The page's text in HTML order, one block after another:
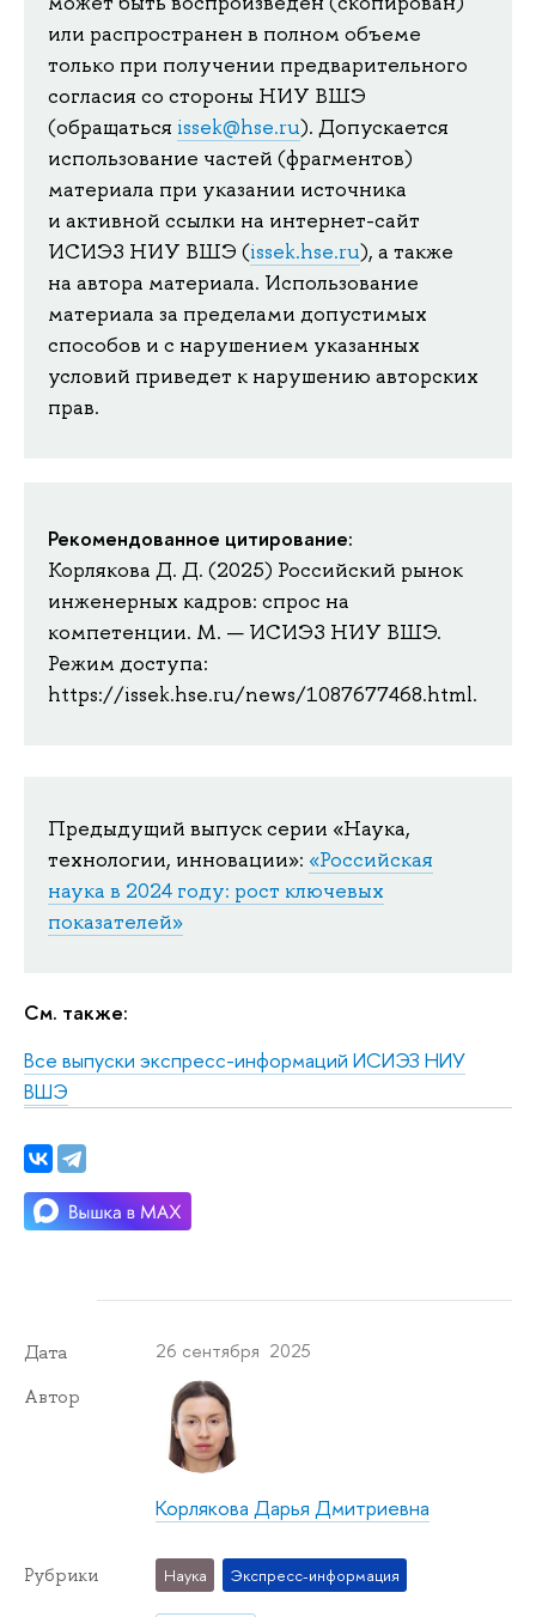
или распространен в полном объеме
только при получении предварительного
согласия со стороны НИУ ВШЭ
(обращаться issek@hse.ru). Допускается
использование частей (фрагментов)
материала при указании источника
и активной ссылки на интернет-сайт
ИСИЭЗ НИУ ВШЭ (issek.hse.ru), а также
на автора материала. Использование
материала за пределами допустимых
способов и с нарушением указанных
условий приведет к нарушению авторских
прав.
Рекомендованное цитирование:
Корлякова Д. Д. (2025) Российский рынок
инженерных кадров: спрос на
компетенции. М. — ИСИЭЗ НИУ ВШЭ.
Режим доступа:
https://issek.hse.ru/news/1087677468.html.
Предыдущий выпуск серии «Наука,
технологии, инновации»: «Российская
наука в 2024 году: рост ключевых
показателей»
См. также:
Все выпуски экспресс-информаций ИСИЭЗ НИУ
ВШЭ
Дата 26 сентября 2025
Автор
Корлякова Дарья Дмитриевна
Рубрики Наука Экспресс-информация